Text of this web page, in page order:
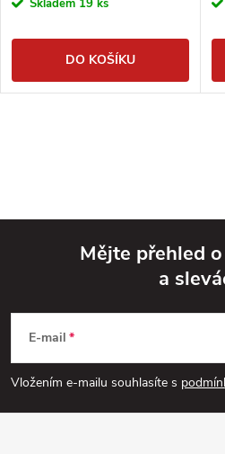
DO KOŠÍKU
p
a
Mějte přehled
a
E-mail
Vložením e-mailu souhlasíte s